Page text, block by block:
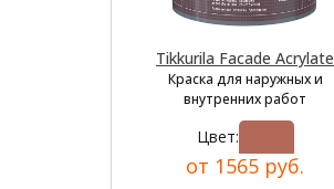
Tikkurila Facade Acrylate
Краска для наружных и
внутренних работ
Цвет:
от 1565 руб.